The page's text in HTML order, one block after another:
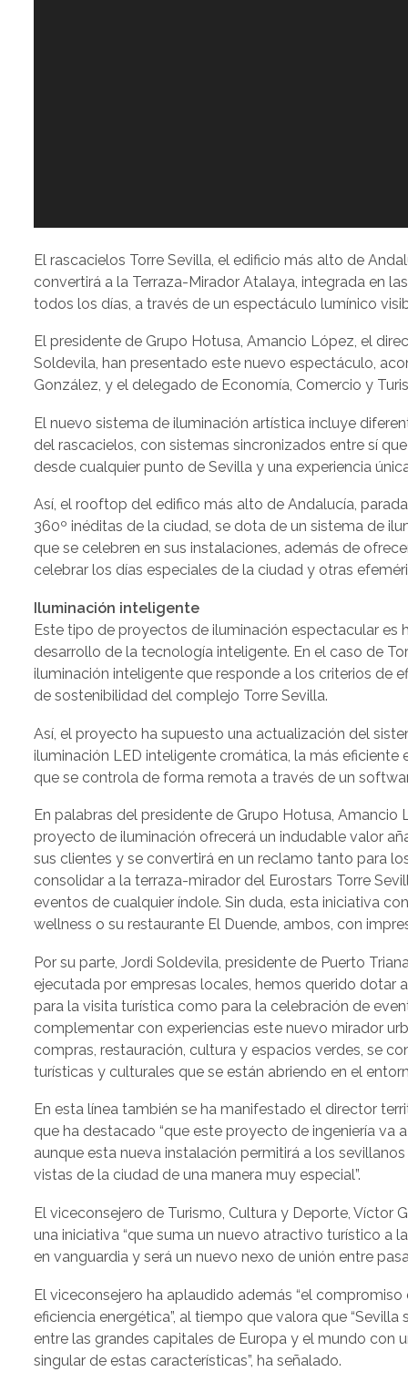
El rascacielos Torre Sevilla, el edificio más alto de
convertirá a la Terraza-Mirador Atalaya, integrada en
todos los días, a través de un espectáculo lumínico
El presidente de Grupo Hotusa, Amancio López, el
Soldevila, han presentado este nuevo espectáculo,
González, y el delegado de Economía, Comercio y
El nuevo sistema de iluminación artística incluye
del rascacielos, con sistemas sincronizados entre sí
desde cualquier punto de Sevilla y una experiencia
Así, el rooftop del edifico más alto de Andalucía,
360º inéditas de la ciudad, se dota de un sistema de
que se celebren en sus instalaciones, además de
celebrar los días especiales de la ciudad y otras
Iluminación inteligente
Este tipo de proyectos de iluminación espectacular es
desarrollo de la tecnología inteligente. En el caso de
iluminación inteligente que responde a los criterios de
de sostenibilidad del complejo Torre Sevilla.
Así, el proyecto ha supuesto una actualización del
iluminación LED inteligente cromática, la más eficiente
que se controla de forma remota a través de un
En palabras del presidente de Grupo Hotusa,
proyecto de iluminación ofrecerá un indudable valor
sus clientes y se convertirá en un reclamo tanto para
consolidar a la terraza-mirador del Eurostars Torre
eventos de cualquier índole. Sin duda, esta iniciativa
wellness o su restaurante El Duende, ambos, con
Por su parte, Jordi Soldevila, presidente de Puerto
ejecutada por empresas locales, hemos querido
para la visita turística como para la celebración de
complementar con experiencias este nuevo mirador
compras, restauración, cultura y espacios verdes, se
turísticas y culturales que se están abriendo en el
En esta línea también se ha manifestado el director
que ha destacado “que este proyecto de ingeniería va
aunque esta nueva instalación permitirá a los
vistas de la ciudad de una manera muy especial”.
El viceconsejero de Turismo, Cultura y Deporte, Víctor
una iniciativa “que suma un nuevo atractivo turístico a
en vanguardia y será un nuevo nexo de unión entre
El viceconsejero ha aplaudido además “el
eficiencia energética”, al tiempo que valora que
entre las grandes capitales de Europa y el mundo
singular de estas características”, ha señalado.